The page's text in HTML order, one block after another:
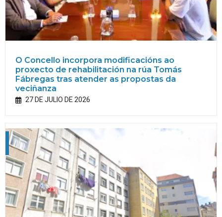
O Concello incorpora modificacións ao
proxecto de rehabilitación na rúa Tomás
Fábregas tras atender as propostas da
veciñanza
27 DE JULIO DE 2026